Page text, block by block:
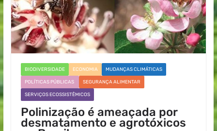
BIODIVERSIDADE ECONOMIA MUDANÇAS CLIMÁTICAS
POLÍTICAS PÚBLICAS SEGURANÇA ALIMENTAR
SERVIÇOS ECOSSISTÊMICOS
Polinização é ameaçada por
desmatamento e agrotóxicos